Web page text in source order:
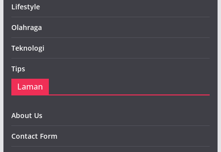
Lifestyle
Olahraga
Teknologi
Tips
Laman
About Us
Contact Form